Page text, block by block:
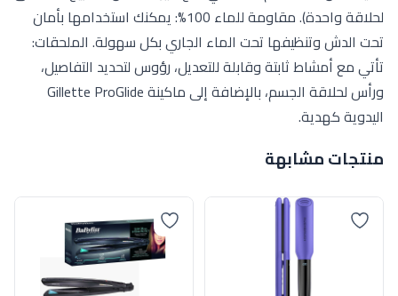
لحلاقة واحدة). مقاومة للماء 100%: يمكنك استخدامها بأمان
تحت الدش وتنظيفها تحت الماء الجاري بكل سهولة. الملحقات:
تأتي مع أمشاط ثابتة وقابلة للتعديل، رؤوس لتحديد التفاصيل،
ورأس لحلاقة الجسم، بالإضافة إلى ماكينة Gillette ProGlide
اليدوية كهدية.
منتجات مشابهة